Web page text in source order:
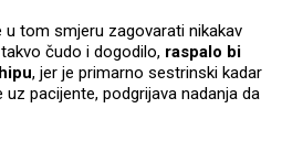
tom smjeru zagovarati nikakav
čudo i dogodilo, raspalo bi
, jer je primarno sestrinski kadar
pacijente, podgrijava nadanja da